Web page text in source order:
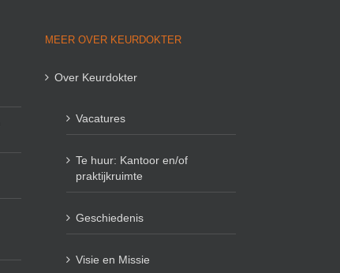
MEER OVER KEURDOKTER
Over Keurdokter
Vacatures
Te huur: Kantoor en/of
praktijkruimte
Geschiedenis
Visie en Missie